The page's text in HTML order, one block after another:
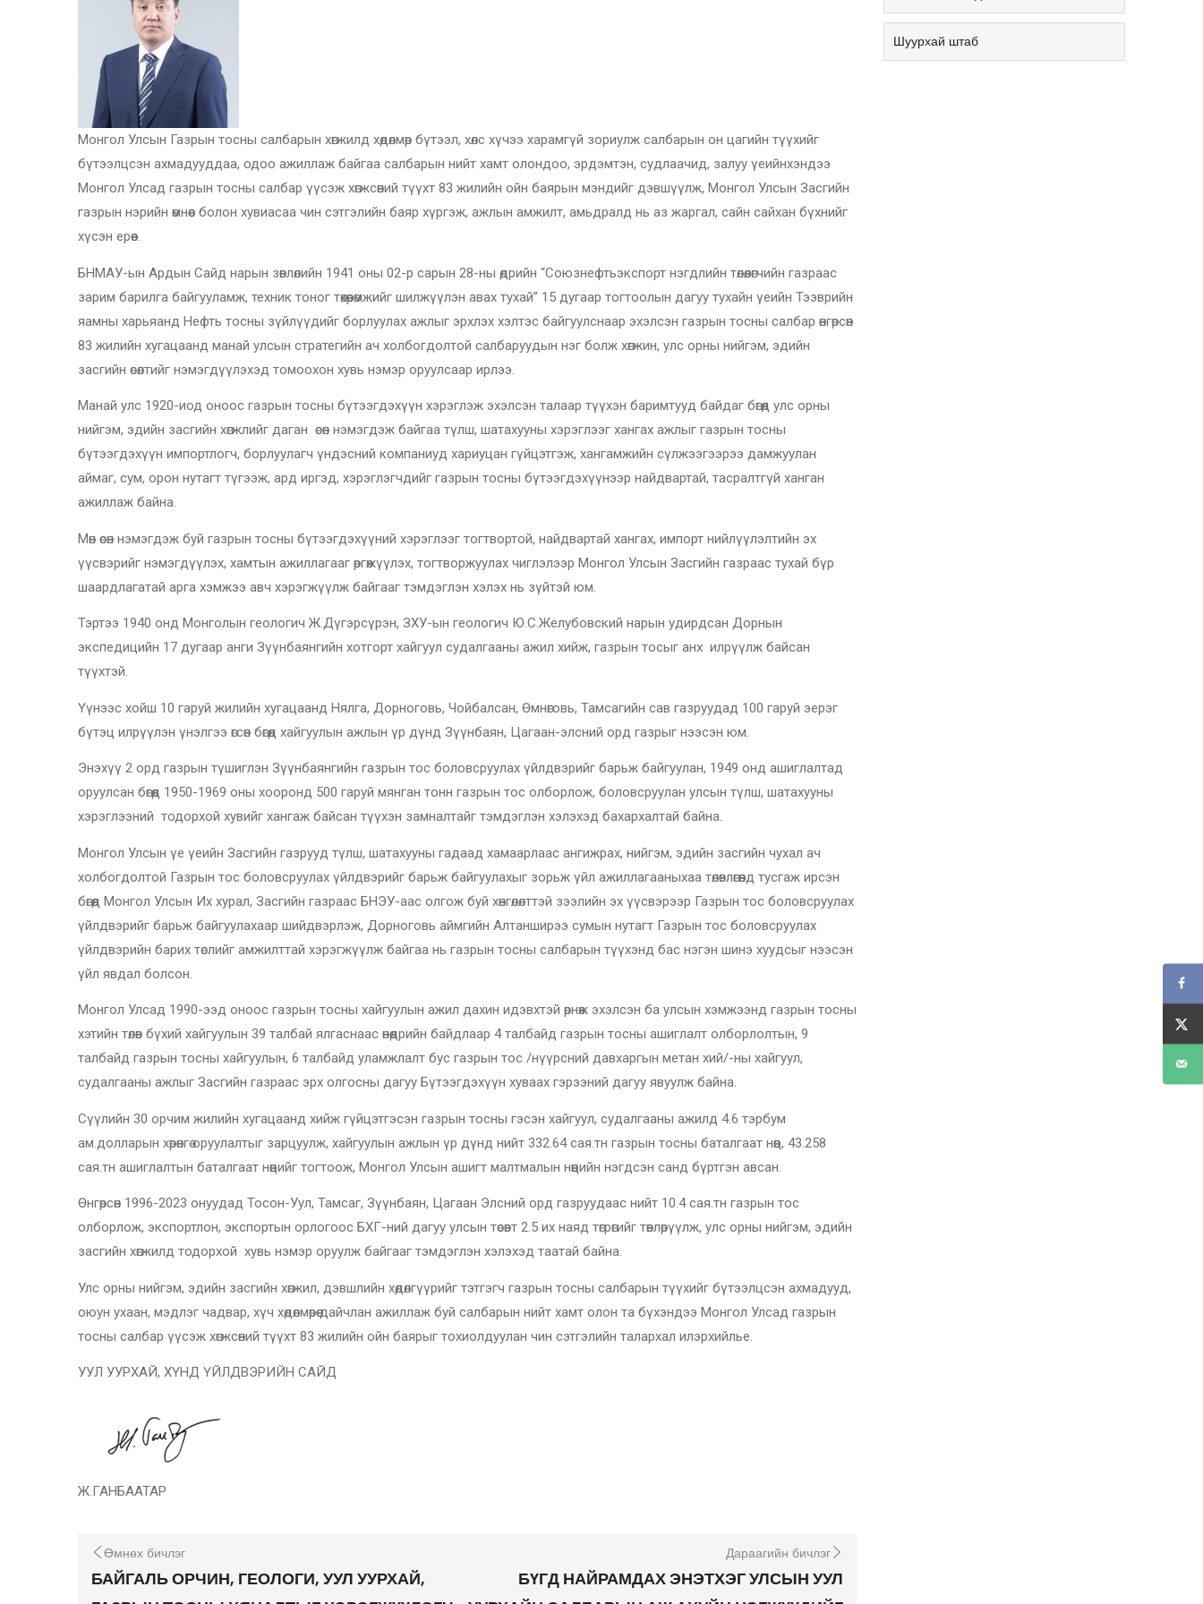
Монгол Улсын Газрын тосны салбарын хөгжилд хөдөлмөр бүтээл, хөлс хүчээ харамгүй зориулж салбарын он цагийн түүхийг
бүтээлцсэн ахмадууддаа, одоо ажиллаж байгаа салбарын нийт хамт олондоо, эрдэмтэн, судлаачид, залуу үеийнхэндээ
Монгол Улсад газрын тосны салбар үүсэж хөгжсөний түүхт 83 жилийн ойн баярын мэндийг дэвшүүлж, Монгол Улсын Засгийн
газрын нэрийн өмнөөс болон хувиасаа чин сэтгэлийн баяр хүргэж, ажлын амжилт, амьдралд нь аз жаргал, сайн сайхан бүхнийг
хүсэн ерөөе.
БНМАУ-ын Ардын Сайд нарын зөвлөлийн 1941 оны 02-р сарын 28-ны өдрийн “Союзнефтьэкспорт нэгдлийн төлөөлөгчийн газраас
зарим барилга байгууламж, техник тоног төхөөрөмжийг шилжүүлэн авах тухай” 15 дугаар тогтоолын дагуу тухайн үеийн Тээврийн
яамны харьяанд Нефть тосны зүйлүүдийг борлуулах ажлыг эрхлэх хэлтэс байгуулснаар эхэлсэн газрын тосны салбар өнгөрсөн
83 жилийн хугацаанд манай улсын стратегийн ач холбогдолтой салбаруудын нэг болж хөгжин, улс орны нийгэм, эдийн
засгийн өсөлтийг нэмэгдүүлэхэд томоохон хувь нэмэр оруулсаар ирлээ.
Манай улс 1920-иод оноос газрын тосны бүтээгдэхүүн хэрэглэж эхэлсэн талаар түүхэн баримтууд байдаг бөгөөд улс орны
нийгэм, эдийн засгийн хөгжлийг даган өсөн нэмэгдэж байгаа түлш, шатахууны хэрэглээг хангах ажлыг газрын тосны
бүтээгдэхүүн импортлогч, борлуулагч үндэсний компаниуд хариуцан гүйцэтгэж, хангамжийн сүлжээгээрээ дамжуулан
аймаг, сум, орон нутагт түгээж, ард иргэд, хэрэглэгчдийг газрын тосны бүтээгдэхүүнээр найдвартай, тасралтгүй ханган
ажиллаж байна.
Мөн өсөн нэмэгдэж буй газрын тосны бүтээгдэхүүний хэрэглээг тогтвортой, найдвартай хангах, импорт нийлүүлэлтийн эх
үүсвэрийг нэмэгдүүлэх, хамтын ажиллагааг өргөжүүлэх, тогтворжуулах чиглэлээр Монгол Улсын Засгийн газраас тухай бүр
шаардлагатай арга хэмжээ авч хэрэгжүүлж байгааг тэмдэглэн хэлэх нь зүйтэй юм.
Тэртээ 1940 онд Монголын геологич Ж.Дүгэрсүрэн, ЗХУ-ын геологич Ю.С.Желубовский нарын удирдсан Дорнын
экспедицийн 17 дугаар анги Зүүнбаянгийн хотгорт хайгуул судалгааны ажил хийж, газрын тосыг анх илрүүлж байсан
түүхтэй.
Үүнээс хойш 10 гаруй жилийн хугацаанд Нялга, Дорноговь, Чойбалсан, Өмнөговь, Тамсагийн сав газруудад 100 гаруй эерэг
бүтэц илрүүлэн үнэлгээ өгсөн бөгөөд хайгуулын ажлын үр дүнд Зүүнбаян, Цагаан-элсний орд газрыг нээсэн юм.
Энэхүү 2 орд газрын түшиглэн Зүүнбаянгийн газрын тос боловсруулах үйлдвэрийг барьж байгуулан, 1949 онд ашиглалтад
оруулсан бөгөөд 1950-1969 оны хооронд 500 гаруй мянган тонн газрын тос олборлож, боловсруулан улсын түлш, шатахууны
хэрэглээний тодорхой хувийг хангаж байсан түүхэн замналтайг тэмдэглэн хэлэхэд бахархалтай байна.
Монгол Улсын үе үеийн Засгийн газрууд түлш, шатахууны гадаад хамаарлаас ангижрах, нийгэм, эдийн засгийн чухал ач
холбогдолтой Газрын тос боловсруулах үйлдвэрийг барьж байгуулахыг зорьж үйл ажиллагааныхаа төлөвлөгөөнд тусгаж ирсэн
бөгөөд Монгол Улсын Их хурал, Засгийн газраас БНЭУ-аас олгож буй хөнгөлөлттэй зээлийн эх үүсвэрээр Газрын тос боловсруулах
үйлдвэрийг барьж байгуулахаар шийдвэрлэж, Дорноговь аймгийн Алтанширээ сумын нутагт Газрын тос боловсруулах
үйлдвэрийн барих төслийг амжилттай хэрэгжүүлж байгаа нь газрын тосны салбарын түүхэнд бас нэгэн шинэ хуудсыг нээсэн
үйл явдал болсон.
Монгол Улсад 1990-ээд оноос газрын тосны хайгуулын ажил дахин идэвхтэй өрнөж эхэлсэн ба улсын хэмжээнд газрын тосны
хэтийн төлөв бүхий хайгуулын 39 талбай ялгаснаас өнөөдрийн байдлаар 4 талбайд газрын тосны ашиглалт олборлолтын, 9
талбайд газрын тосны хайгуулын, 6 талбайд уламжлалт бус газрын тос /нүүрсний давхаргын метан хий/-ны хайгуул,
судалгааны ажлыг Засгийн газраас эрх олгосны дагуу Бүтээгдэхүүн хуваах гэрээний дагуу явуулж байна.
Сүүлийн 30 орчим жилийн хугацаанд хийж гүйцэтгэсэн газрын тосны гэсэн хайгуул, судалгааны ажилд 4.6 тэрбум
ам.долларын хөрөнгө оруулалтыг зарцуулж, хайгуулын ажлын үр дүнд нийт 332.64 сая.тн газрын тосны баталгаат нөөц, 43.258
сая.тн ашиглалтын баталгаат нөөцийг тогтоож, Монгол Улсын ашигт малтмалын нөөцийн нэгдсэн санд бүртгэн авсан.
Өнгөрсөн 1996-2023 онуудад Тосон-Уул, Тамсаг, Зүүнбаян, Цагаан Элсний орд газруудаас нийт 10.4 сая.тн газрын тос
олборлож, экспортлон, экспортын орлогоос БХГ-ний дагуу улсын төсөвт 2.5 их наяд төгрөгийг төвлөрүүлж, улс орны нийгэм, эдийн
засгийн хөгжилд тодорхой хувь нэмэр оруулж байгааг тэмдэглэн хэлэхэд таатай байна.
Улс орны нийгэм, эдийн засгийн хөгжил, дэвшлийн хөдөлгүүрийг тэтгэгч газрын тосны салбарын түүхийг бүтээлцсэн ахмадууд,
оюун ухаан, мэдлэг чадвар, хүч хөдөлмөрөө дайчлан ажиллаж буй салбарын нийт хамт олон та бүхэндээ Монгол Улсад газрын
тосны салбар үүсэж хөгжсөний түүхт 83 жилийн ойн баярыг тохиолдуулан чин сэтгэлийн талархал илэрхийлье.
УУЛ УУРХАЙ, ХҮНД ҮЙЛДВЭРИЙН САЙД
Ж.ГАНБААТАР
Өмнөх бичлэг
БАЙГАЛЬ ОРЧИН, ГЕОЛОГИ, УУЛ УУРХАЙ,
Дараагийн бичлэг
БҮГД НАЙРАМДАХ ЭНЭТХЭГ УЛСЫН УУЛ
Шуурхай штаб